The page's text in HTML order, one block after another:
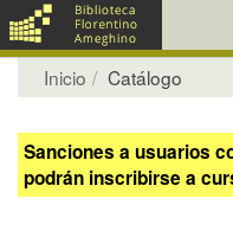
Inicio Catálogo
Sanciones a usuarios
podrán inscribirse a